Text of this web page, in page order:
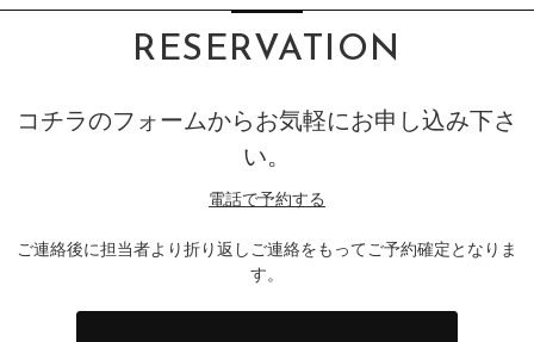
RESERVATION
コチラのフォームからお気軽にお申し込み下さ
い。
電話で予約する
ご連絡後に担当者より折り返しご連絡をもってご予約確定となりま
す。